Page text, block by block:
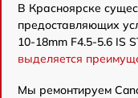
В Красноярске
предоставляющих
10-18mm F4.5-5.6 IS
выделяется
Мы ремонтируем